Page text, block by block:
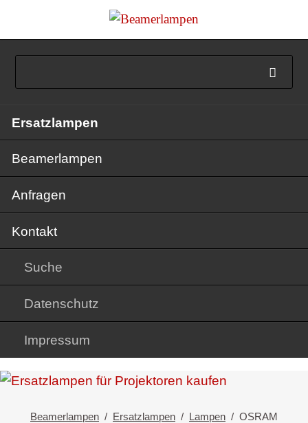
überspringen
Ersatzlampen
Beamerlampen
Anfragen
Kontakt
Suche
Datenschutz
Impressum
Beamerlampen Ersatzlampen Lampen
OSRAM